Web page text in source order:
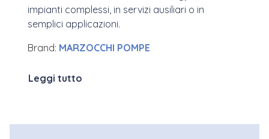
impianti complessi, in servizi ausiliari o in
semplici applicazioni.
Brand: MARZOCCHI POMPE
Leggi tutto